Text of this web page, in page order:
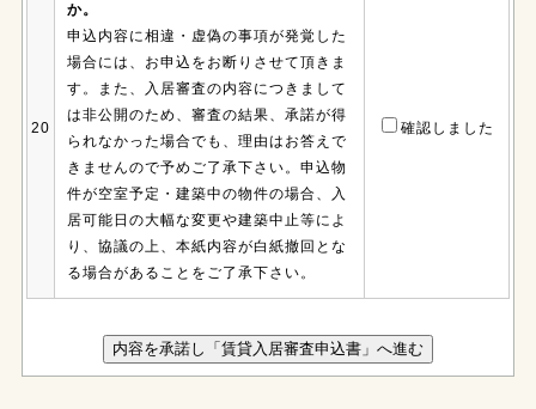
20
か。
申込内容に相違・虚偽の事項が発覚した
場合には、お申込をお断りさせて頂きま
す。また、入居審査の内容につきまして
は非公開のため、審査の結果、承諾が得
られなかった場合でも、理由はお答えで
きませんので予めご了承下さい。申込物
件が空室予定・建築中の物件の場合、入
居可能日の大幅な変更や建築中止等によ
り、協議の上、本紙内容が白紙撤回とな
る場合があることをご了承下さい。
確認しました